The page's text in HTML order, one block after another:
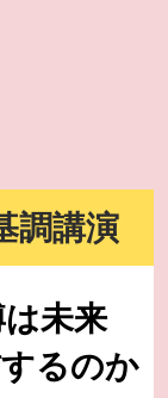
調講演
未来
るのか